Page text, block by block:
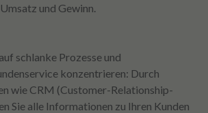
und Gewinn.
schlanke Prozesse und
konzentrieren: Durch
wie CRM (Customer-Relationship-
Sie alle Informationen zu Ihren Kunden